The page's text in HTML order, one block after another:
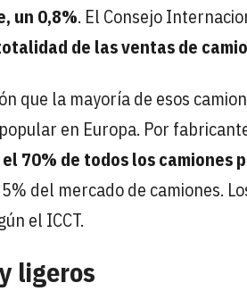
un 0,8%. El Consejo
de las ventas de
que la mayoría de esos
en Europa. Por
70% de todos los camiones
del mercado de camiones.
el ICCT.
ligeros